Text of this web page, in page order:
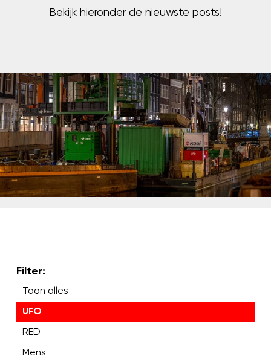
Bekijk hieronder de nieuwste posts!
Filter:
Toon alles
UFO
RED
Mens